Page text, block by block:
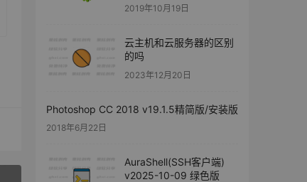
2019年10月19日
云主机和云服务器的区别
的吗
2023年12月20日
Photoshop CC 2018 v19.1.5精简版/安装版
2018年6月22日
AuraShell(SSH客户端)
v2025-10-09 绿色版